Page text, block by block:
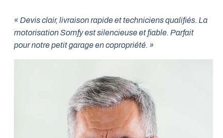
« Devis clair, livraison rapide et techniciens qualifiés. La
motorisation Somfy est silencieuse et fiable. Parfait
pour notre petit garage en copropriété. »